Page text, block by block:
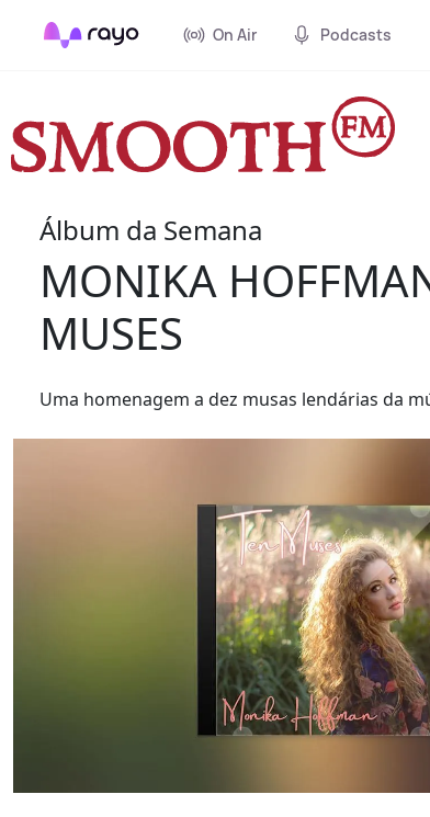
On Air Podcasts
Álbum da Semana
MONIKA
MUSES
Uma homenagem a dez musas lendárias da